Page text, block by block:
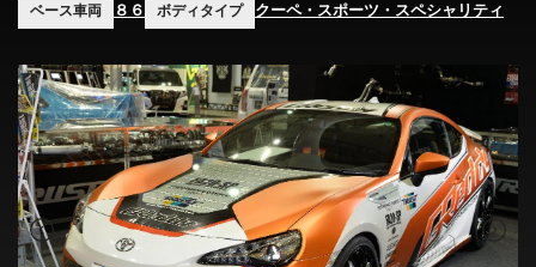
ベース車両 ８６ ボディタイプ クーペ・スポーツ・スペシャリティ